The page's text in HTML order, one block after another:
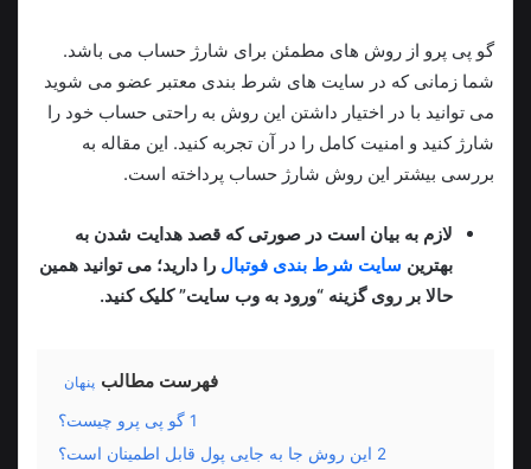
گو پی پرو از روش های مطمئن برای شارژ حساب می باشد.
شما زمانی که در سایت های شرط بندی معتبر عضو می‌ شوید
می توانید با در اختیار داشتن این روش به راحتی حساب خود را
شارژ کنید و امنیت کامل را در آن تجربه کنید. این مقاله به
بررسی بیشتر این روش شارژ حساب پرداخته است.
لازم به بیان است در صورتی که قصد هدایت شدن به
بهترین سایت شرط بندی فوتبال را دارید؛ می توانید همین
حالا بر روی گزینه “ورود به وب سایت” کلیک کنید.
فهرست مطالب پنهان
1 گو پی پرو چیست؟
2 این روش جا به جایی پول قابل اطمینان است؟